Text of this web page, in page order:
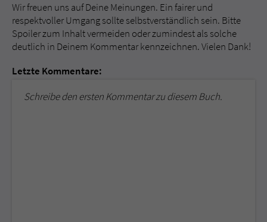
Wir freuen uns auf Deine Meinungen. Ein fairer und
respektvoller Umgang sollte selbstverständlich sein. Bitte
Spoiler zum Inhalt vermeiden oder zumindest als solche
deutlich in Deinem Kommentar kennzeichnen. Vielen Dank!
Letzte Kommentare:
Schreibe den ersten Kommentar zu diesem Buch.